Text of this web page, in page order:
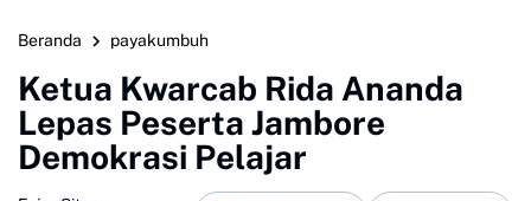
Beranda payakumbuh
Ketua Kwarcab Rida Ananda
Lepas Peserta Jambore
Demokrasi Pelajar